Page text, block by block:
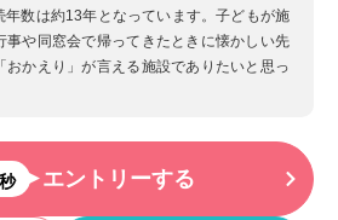
年数は約13年となっています。子どもが施
事や同窓会で帰ってきたときに懐かしい先
おかえり」が言える施設でありたいと思っ
秒 エントリーする